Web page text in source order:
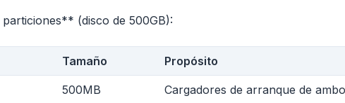
(disco de 500GB):
Tamaño Propósito
500MB Cargadores de arranque de
BrowserOptimizer